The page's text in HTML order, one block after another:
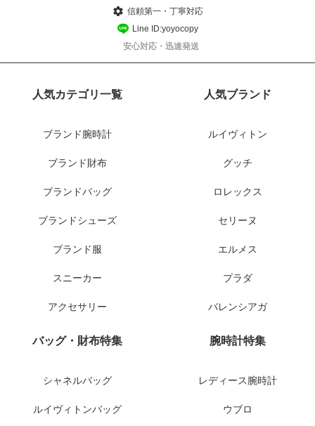
信頼第一・丁寧対応
Line ID:yoyocopy
安心対応・迅速発送
人気カテゴリ一覧
ブランド腕時計
ブランド財布
ブランドバッグ
ブランドシューズ
ブランド服
スニーカー
アクセサリー
人気ブランド
ルイヴィトン
グッチ
ロレックス
セリーヌ
エルメス
プラダ
バレンシアガ
バッグ・財布特集
シャネルバッグ
ルイヴィトンバッグ
腕時計特集
レディース腕時計
ウブロ